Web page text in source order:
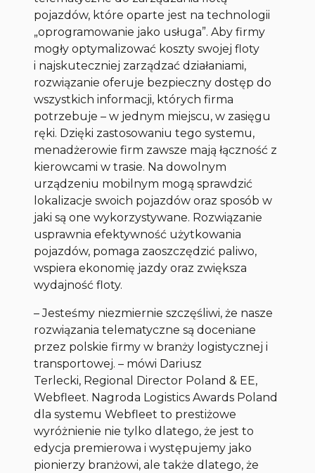
pojazdów, które oparte jest na technologii
„oprogramowanie jako usługa”. Aby firmy
mogły optymalizować koszty swojej floty
i najskuteczniej zarządzać działaniami,
rozwiązanie oferuje bezpieczny dostęp do
wszystkich informacji, których firma
potrzebuje – w jednym miejscu, w zasięgu
ręki. Dzięki zastosowaniu tego systemu,
menadżerowie firm zawsze mają łączność z
kierowcami w trasie. Na dowolnym
urządzeniu mobilnym mogą sprawdzić
lokalizacje swoich pojazdów oraz sposób w
jaki są one wykorzystywane. Rozwiązanie
usprawnia efektywność użytkowania
pojazdów, pomaga zaoszczędzić paliwo,
wspiera ekonomię jazdy oraz zwiększa
wydajność floty.
–Jesteśmy niezmiernie szczęśliwi, że nasze
rozwiązania telematyczne są doceniane
przez polskie firmy w branży logistycznej i
transportowej. – mówi Dariusz
Terlecki, Regional Director Poland & EE,
Webfleet. Nagroda Logistics Awards Poland
dla systemu Webfleet to prestiżowe
wyróżnienie nie tylko dlatego, że jest to
edycja premierowa i występujemy jako
pionierzy branżowi, ale także dlatego, że